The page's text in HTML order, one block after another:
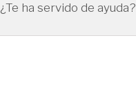
¿Te ha servido de ayuda?